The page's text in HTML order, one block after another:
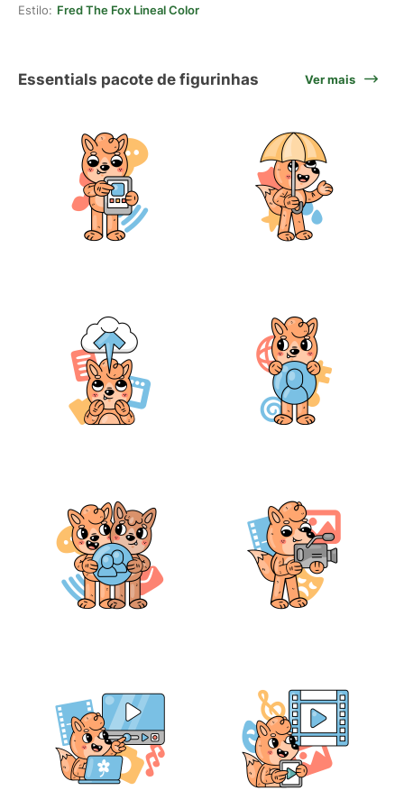
Estilo: Fred The Fox Lineal Color
Essentials pacote de figurinhas Ver mais